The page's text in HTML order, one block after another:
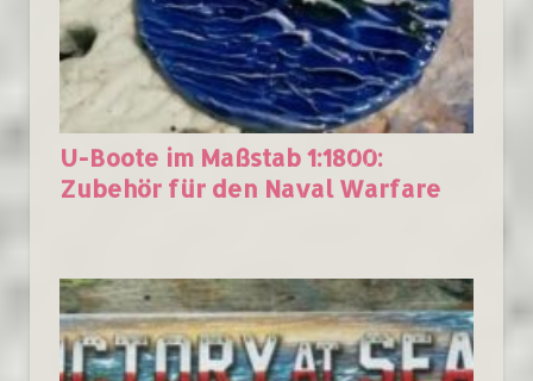
U-Boote im Maßstab 1:1800:
Zubehör für den Naval Warfare